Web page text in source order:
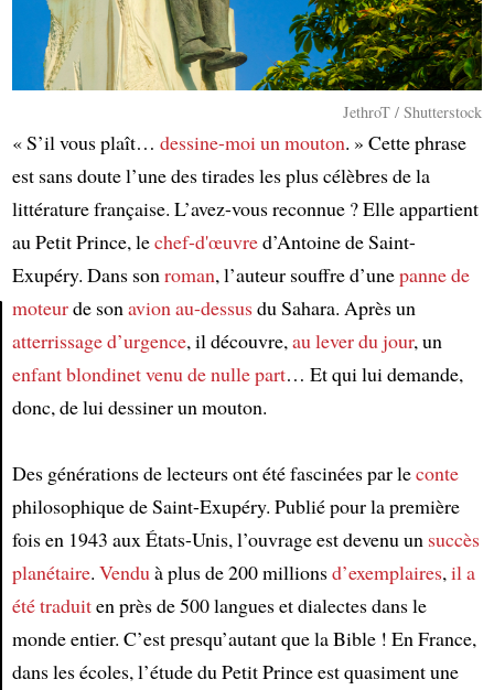
Article
JethroT / Shutterstock
« S’il vous plaît… dessine-moi un mouton. » Cette phrase
est sans doute l’une des tirades les plus célèbres de la
littérature française. L’avez-vous reconnue ? Elle appartient
au Petit Prince, lechef-d'œuvred’Antoine de Saint-
Exupéry. Dans sonroman, l’auteur souffre d’unepanne de
moteurde sonavionau-dessusdu Sahara. Après un
atterrissage d’urgence, il découvre,au lever du jour, un
enfant blondinetvenu de nulle part… Et qui lui demande,
donc, de lui dessiner un mouton.
Des générations de lecteurs ont été fascinées par leconte
philosophique de Saint-Exupéry. Publié pour la première
fois en 1943 aux États-Unis, l’ouvrage est devenu un succès
planétaire. Venduà plus de 200 millionsd’exemplaires,il a
été traduiten près de 500 langues et dialectes dans le
monde entier. C’est presqu’autant que la Bible ! En France,
dans les écoles, l’étude du Petit Prince est quasiment une